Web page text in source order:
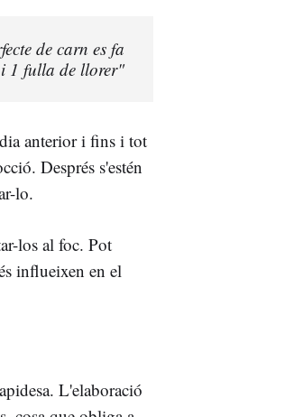
de carn es fa
1 fulla de llorer"
anterior i fins i tot
Després s'estén
lo.
los al foc. Pot
influeixen en el
L'elaboració